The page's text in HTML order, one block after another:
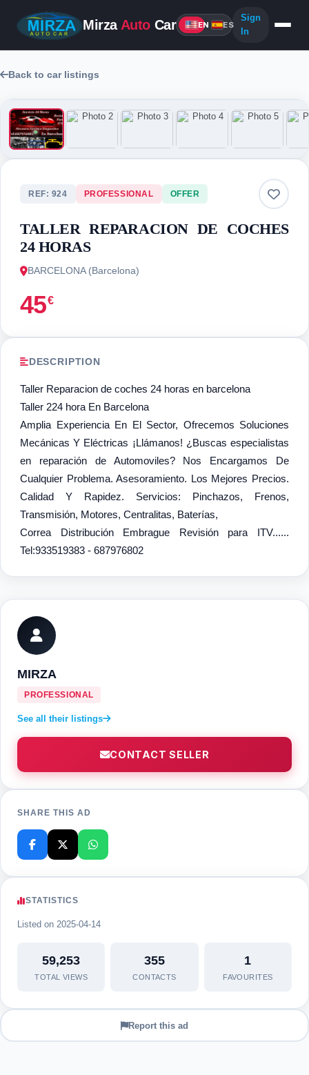
Mirza AutoCar EN ES
Sign
In
Back to car listings
REF: 924 PROFESSIONAL OFFER
TALLER REPARACION DE COCHES
24 HORAS
BARCELONA (Barcelona)
45€
DESCRIPTION
Taller Reparacion de coches 24 horas en barcelona
Taller 224 hora En Barcelona
Amplia Experiencia En El Sector, Ofrecemos Soluciones
Mecánicas Y Eléctricas ¡Llámanos! ¿Buscas especialistas
en reparación de Automoviles? Nos Encargamos De
Cualquier Problema. Asesoramiento. Los Mejores Precios.
Calidad Y Rapidez. Servicios: Pinchazos, Frenos,
Transmisión, Motores, Centralitas, Baterías,
Correa Distribución Embrague Revisión para ITV......
Tel:933519383 - 687976802
MIRZA
PROFESSIONAL
See all their listings
CONTACT SELLER
SHARE THIS AD
STATISTICS
Listed on 2025-04-14
59,253
TOTAL VIEWS
355
CONTACTS
1
FAVOURITES
Report this ad